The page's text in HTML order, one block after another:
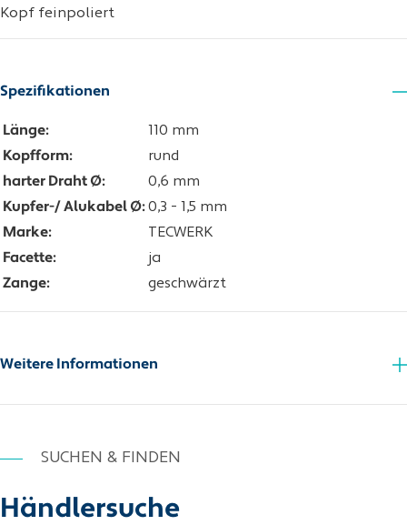
Kopf feinpoliert
Spezifikationen
Länge:
110 mm
Kopfform:
rund
harter Draht Ø:
0,6 mm
Kupfer-/ Alukabel Ø: 0,3 - 1,5 mm
Marke:
TECWERK
Facette:
ja
Zange:
geschwärzt
Weitere Informationen
SUCHEN & FINDEN
Händlersuche